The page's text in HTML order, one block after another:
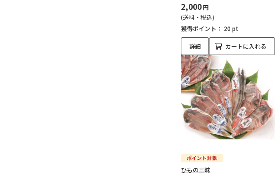
2,000円
(送料・税込)
獲得ポイント： 20 pt
詳細 カートに入れる
ひもの三昧